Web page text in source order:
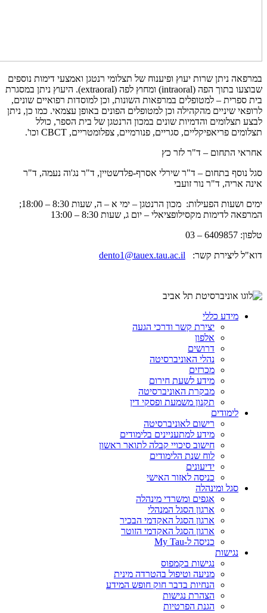
במרפאה ניתן שרות יעוץ ופיענוח של תצלומי רנטגן ואמצעי דימות נוספים
שבוצעו בתוך הפה (intraoral) ומחוץ לפה (extraoral). היעוץ ניתן במסגרת
בית ספרית – למטופלים במרפאות השונות, וכן למוסדות רפואיים שונים,
לרופאי שיניים מהקהילה וכן למטופלים הפונים באופן עצמאי. כמו כן, ניתן
לבצע תצלומים והדמיות שונים במכון הרנטגן של בית הספר, כולל
תצלומים פריאפיקליים, סגריים, פנורמיים, צפלומטריים, CBCT וכו'.
אחראי התחום – ד"ר לזר כץ
סגל נוסף בתחום – ד"ר שירלי אסרף-פלדשטיין, ד"ר נג'וה נעמה, ד"ר
אינה אריה, ד"ר נור זועבי
ימים ושעות הפעילות: מכון הרנטגן – ימי א – ה, שעות 8:30 – 18:00;
המרפאה לדימות מקסילופציאלי – יום ג, שעות 8:30 – 13:00
טלפון: 6409857 – 03
דוא"ל ליצירת קשר: dento1@tauex.tau.ac.il
מידע כללי
יצירת קשר ודרכי הגעה
אלפון
דרושים
נהלי האוניברסיטה
מכרזים
מידע לשעת חירום
מבקרת האוניברסיטה
תקנון משמעת ופסקי דין
לימודים
רישום לאוניברסיטה
מידע למתעניינים בלימודים
חישוב סיכויי קבלה לתואר ראשון
לוח שנת הלימודים
ידיעונים
כניסה לאזור האישי
סגל ומינהלה
אגפים ומשרדי מינהלה
ארגון הסגל המנהלי
ארגון הסגל האקדמי הבכיר
ארגון הסגל האקדמי הזוטר
כניסה ל-My Tau
נגישות
נגישות בקמפוס
מניעה וטיפול בהטרדה מינית
הנחיות בדבר חוק חופש המידע
הצהרת נגישות
הגנת הפרטיות